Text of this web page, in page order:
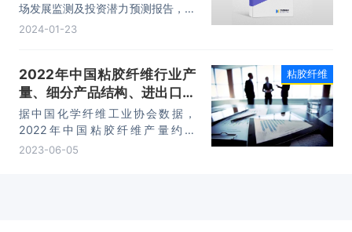
场发展监测及投资潜力预测报告，主
要包括行业上市公司经营分析、主要
2024-01-23
2022年中国粘胶纤维行业产
量、细分产品结构、进出口数
量及重点企业分析「图」
据中国化学纤维工业协会数据，
2022年中国粘胶纤维产量约为
385.3万吨，同比减少4.42%。
2023-06-05
粘胶纤维